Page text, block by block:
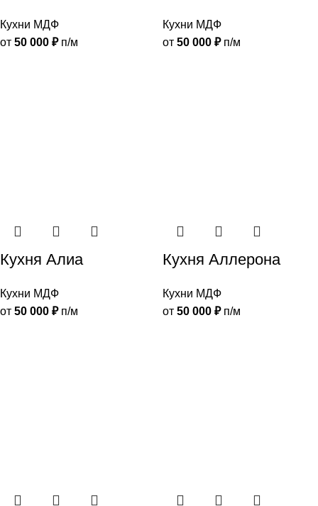
Кухни МДФ
от 50 000 ₽п/м
Кухни МДФ
от 50 000 ₽п/м
Кухня Алиа
Кухни МДФ
от 50 000 ₽п/м
Кухня Аллерона
Кухни МДФ
от 50 000 ₽п/м